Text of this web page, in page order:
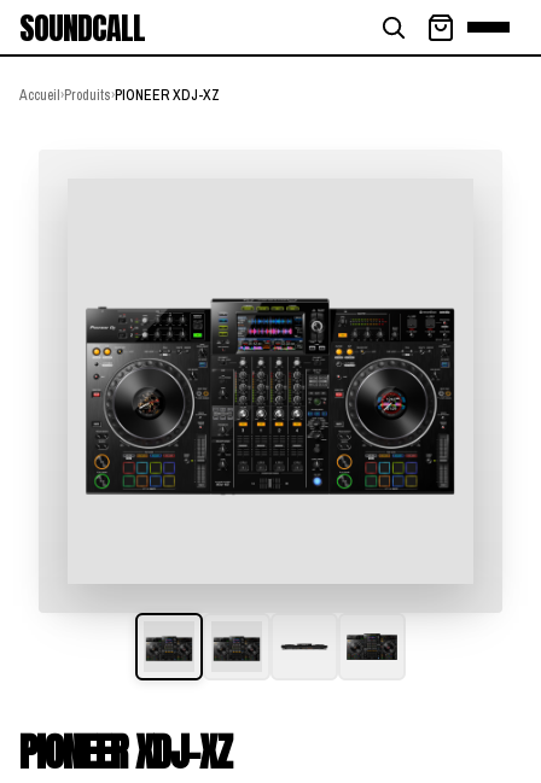
SOUNDCALL
Accueil›Produits›PIONEER XDJ-XZ
PIONEER XDJ-XZ